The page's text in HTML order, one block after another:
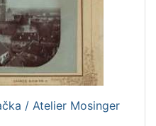
/ Atelier Mosinger